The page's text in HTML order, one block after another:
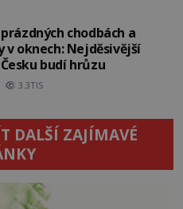
chodbách a
v oknech: Nejděsivější
budí hrůzu
3.3TIS
DALŠÍ ZAJÍMAVÉ